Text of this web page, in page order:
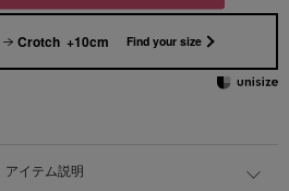
Crotch +10cm Find your size
アイテム説明